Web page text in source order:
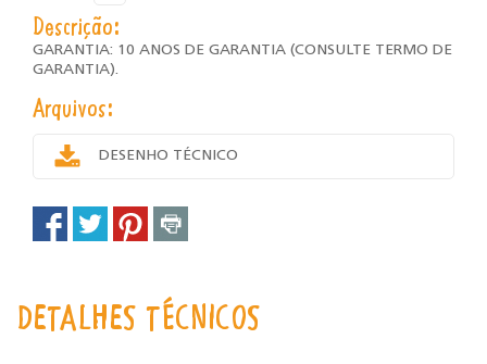
Descrição:
GARANTIA: 10 ANOS DE GARANTIA (CONSULTE TERMO DE
GARANTIA).
Arquivos:
DESENHO TÉCNICO
DETALHES TÉCNICOS